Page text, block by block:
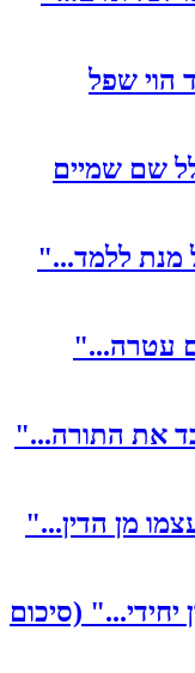
הוי שפל
שם שמיים
מנת ללמד..."
עטרה..."
את התורה..."
מן הדין..."
(סיכום